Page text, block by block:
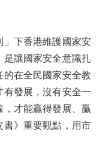
下香港維護國家安
讓國家安全意識扎
在全民國家安全教
發展，沒有安全一
才能贏得發展、贏
書》重要觀點，用市